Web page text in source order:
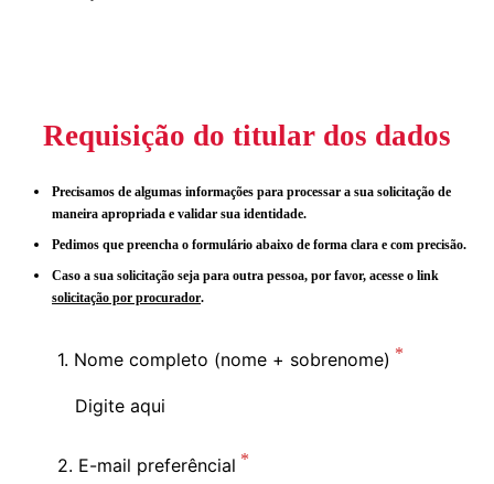
Requisição do titular dos dados
Precisamos de algumas informações para processar a sua solicitação de
maneira apropriada e validar sua identidade.
Pedimos que preencha o formulário abaixo de forma clara e com precisão.
Caso a sua solicitação seja para outra pessoa, por favor, acesse o link
solicitação por procurador.
1. Nome completo (nome + sobrenome)
2. E-mail preferêncial